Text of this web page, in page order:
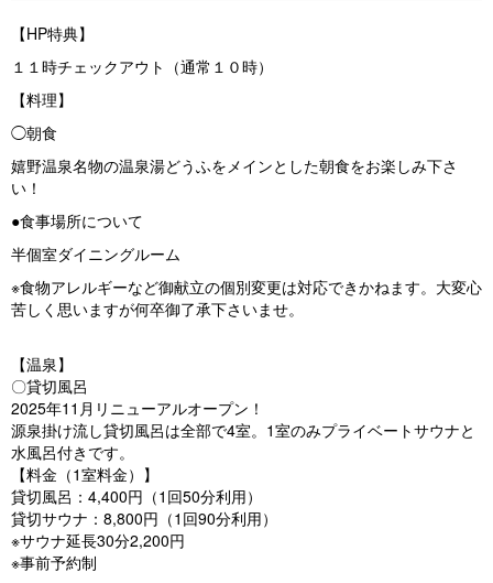
【HP特典】
１１時チェックアウト（通常１０時）
【料理】
◯朝食
嬉野温泉名物の温泉湯どうふをメインとした朝食をお楽しみ下さ
い！
●食事場所について
半個室ダイニングルーム
※食物アレルギーなど御献立の個別変更は対応できかねます。大変心
苦しく思いますが何卒御了承下さいませ。
【温泉】
〇貸切風呂
2025年11月リニューアルオープン！
源泉掛け流し貸切風呂は全部で4室。1室のみプライベートサウナと
水風呂付きです。
【料金（1室料金）】
貸切風呂：4,400円（1回50分利用）
貸切サウナ：8,800円（1回90分利用）
※サウナ延長30分2,200円
※事前予約制